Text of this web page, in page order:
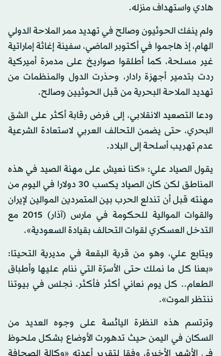
هادي واستهداف منزله.
ولم ينفك الحوثيون وصالح في تهديد ممر الملاحة الدولي
الهام، إذ هاجموا في أكتوبر الماضي، سفينة إغاثة إماراتية
غير مسلحة، كما أطلقوا صواريخ على مدمرة أميركية
ردت بتدمير أجهزة رادار، وحذرت الدول والمنظمات من
تهديد الملاحة البحرية من قبل الحوثيين وصالح.
ودعا التصعيد الانقلابي، إلى فرض رقابة أكثر على الشق
البحري، حتى يضمن التحالف العربي لاستعادة الشرعية
عدم تهريب أسلحة إلى البلاد.
يقول الصياد علي: «كنا نعيش على مهنة الصيد في هذه
المناطق لكن كان الصياد يكسب 30 دولارا في اليوم من
مهنته قبل أن تندلع الحرب بين المتمردين الموالين لإيران
والقوات الموالية للحكومة في مارس (آذار) 2015 مع
التدخل العسكري لقوات التحالف بقيادة السعودية».
ويتابع علي، وهو من قرية البقعة في مديرية التحيتا:
«بعنا كل ما نملك حتى الأسرّة التي ننام عليها وأطباق
الطعام.. كل يوم نعاني أكثر فأكثر. نجلس في بيوتنا
ننتظر الموت».
وترتسم هذه النظرة اليائسة على وجوه العديد من
السكان في اليمن حيث تدهورت الأوضاع بشكل ملحوظ